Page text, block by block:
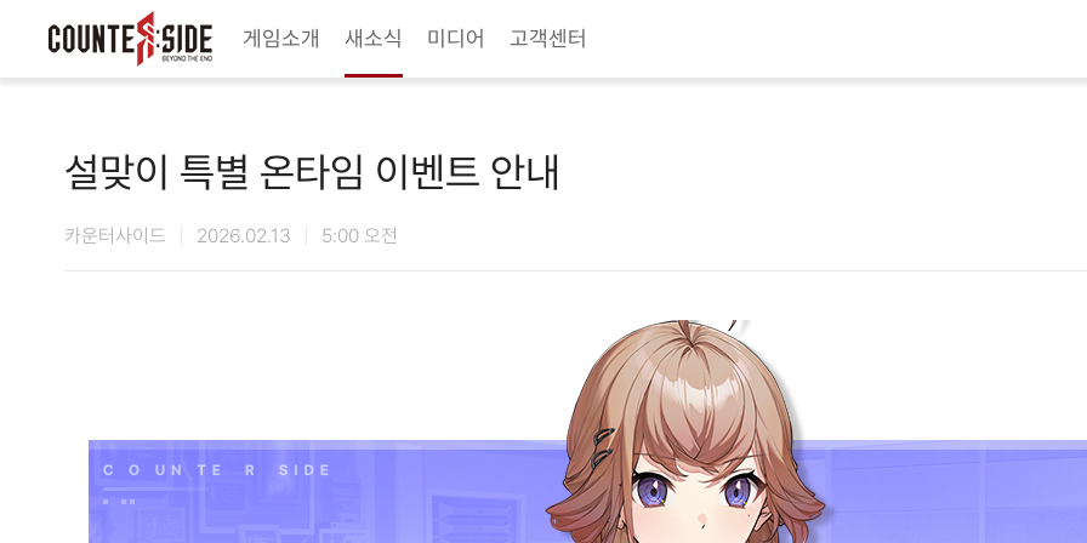
게임소개 새소식 미디어 고객센터
TwitterYoutubeNaver Game
Steam
설맞이 특별 온타임 이벤트 안내
카운터사이드 2026.02.13 5:00 오전